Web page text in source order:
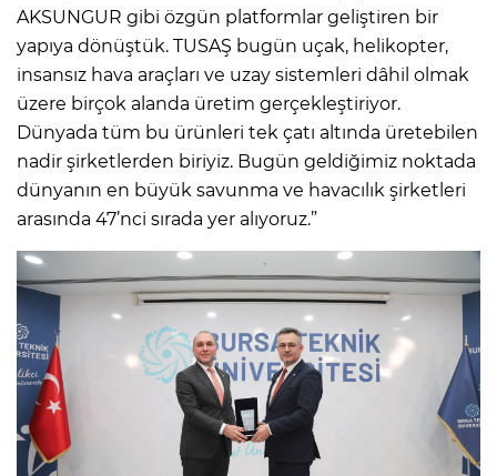
AKSUNGUR gibi özgün platformlar geliştiren bir
yapıya dönüştük. TUSAŞ bugün uçak, helikopter,
insansız hava araçları ve uzay sistemleri dâhil olmak
üzere birçok alanda üretim gerçekleştiriyor.
Dünyada tüm bu ürünleri tek çatı altında üretebilen
nadir şirketlerden biriyiz. Bugün geldiğimiz noktada
dünyanın en büyük savunma ve havacılık şirketleri
arasında 47’nci sırada yer alıyoruz.”